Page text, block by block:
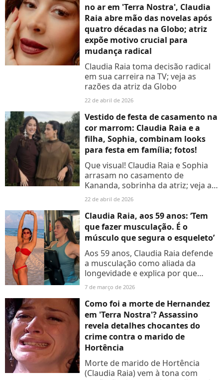
no ar em 'Terra Nostra', Claudia
Raia abre mão das novelas após
quatro décadas na Globo; atriz
expõe motivo crucial para
mudança radical
Claudia Raia toma decisão radical
em sua carreira na TV; veja as
razões da atriz da Globo
22 de abril de 2026
Vestido de festa de casamento na
cor marrom: Claudia Raia e a
filha, Sophia, combinam looks
para festa em família; fotos!
Que visual! Claudia Raia e Sophia
arrasam no casamento de
Kananda, sobrinha da atriz; veja as
fotos
22 de abril de 2026
Claudia Raia, aos 59 anos: ‘Tem
que fazer musculação. É o
músculo que segura o esqueleto’
Aos 59 anos, Claudia Raia defende
a musculação como aliada da
longevidade e explica por que
fortalecer os músculos é essencial
para manter saúde, postura e
qualidade de vida após os...
7 de março de 2026
Como foi a morte de Hernandez
em 'Terra Nostra'? Assassino
revela detalhes chocantes do
crime contra o marido de
Hortência
Morte de marido de Hortência
(Claudia Raia) vem à tona com